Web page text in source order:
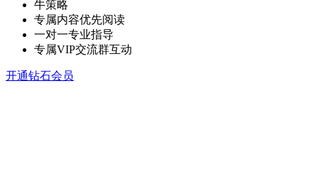
牛策略
专属内容优先阅读
一对一专业指导
专属VIP交流群互动
开通钻石会员